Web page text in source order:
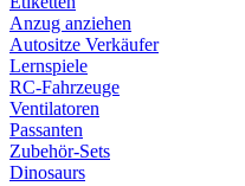
Anzug anziehen
Autositze Verkäufer
Lernspiele
RC-Fahrzeuge
Ventilatoren
Passanten
Zubehör-Sets
Dinosaurs